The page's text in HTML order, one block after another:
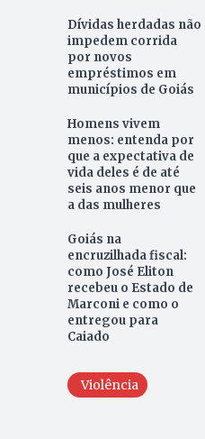
Dívidas herdadas não
impedem corrida
por novos
empréstimos em
municípios de Goiás
Homens vivem
menos: entenda por
que a expectativa de
vida deles é de até
seis anos menor que
a das mulheres
Goiás na
encruzilhada fiscal:
como José Eliton
recebeu o Estado de
Marconi e como o
entregou para
Caiado
Violência